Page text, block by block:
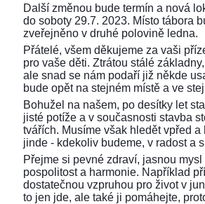
Další změnou bude termín a nová
do soboty 29.7. 2023. Místo tábora
zveřejněno v druhé polovině ledna.
Přátelé, všem děkujeme za vaši
pro vaše děti. Ztrátou stálé
ale snad se nám podaří již někde
bude opět na stejném místě a ve
Bohužel na našem, po desítky let
jisté potíže a v současnosti stavba
tvářích. Musíme však hledět vpřed
jinde - kdekoliv budeme, v radost a
Přejme si pevné zdraví, jasnou
pospolitost a harmonie. Například
dostatečnou vzpruhou pro život v
to jen jde, ale také ji pomáhejte,